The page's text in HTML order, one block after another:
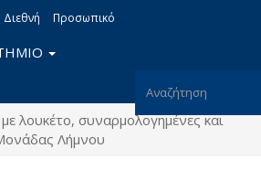
Διεθνή Προσωπικό
Φόρμα
Αναζήτηση
λουκέτο, συναρμολογημένες και
Λήμνου